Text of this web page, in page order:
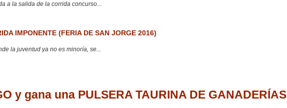
a la salida de la corrida concurso...
IMPONENTE (FERIA DE SAN JORGE 2016)
la juventud ya no es minoría, se...
y gana una PULSERA TAURINA DE GANADERÍAS